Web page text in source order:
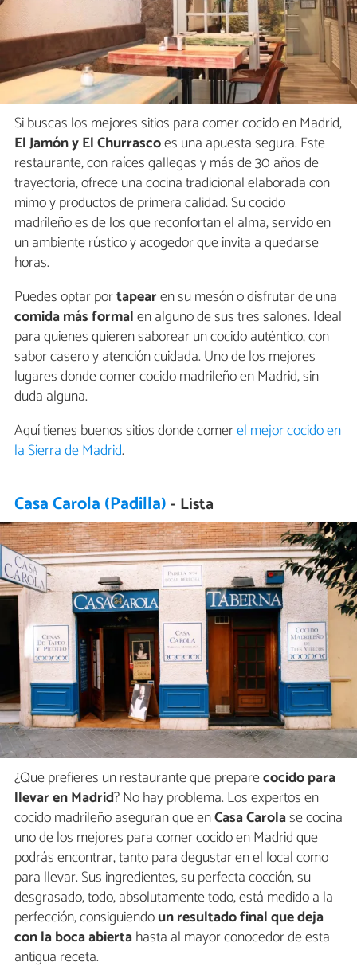
Si buscas los mejores sitios para comer cocido en Madrid,
El Jamón y El Churrascoes una apuesta segura. Este
restaurante, con raíces gallegas y más de 30 años de
trayectoria, ofrece una cocina tradicional elaborada con
mimo y productos de primera calidad. Su cocido
madrileño es de los que reconfortan el alma, servido en
un ambiente rústico y acogedor que invita a quedarse
horas.
Puedes optar portapearen su mesón o disfrutar de una
comida más formalen alguno de sus tres salones. Ideal
para quienes quieren saborear un cocido auténtico, con
sabor casero y atención cuidada. Uno de los mejores
lugares donde comer cocido madrileño en Madrid, sin
duda alguna.
Aquí tienes buenos sitios donde comerel mejor cocido en
la Sierra de Madrid.
Casa Carola (Padilla)- Lista
¿Que prefieres un restaurante que preparecocido para
llevar en Madrid? No hay problema. Los expertos en
cocido madrileño aseguran que enCasa Carolase cocina
uno de los mejores para comer cocido en Madrid que
podrás encontrar, tanto para degustar en el local como
para llevar. Sus ingredientes, su perfecta cocción, su
desgrasado, todo, absolutamente todo, está medido a la
perfección, consiguiendoun resultado final que deja
con la boca abiertahasta al mayor conocedor de esta
antigua receta.